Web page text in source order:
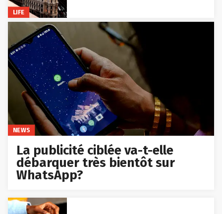
LIFE
NEWS
La publicité ciblée va-t-elle
débarquer très bientôt sur
WhatsApp?